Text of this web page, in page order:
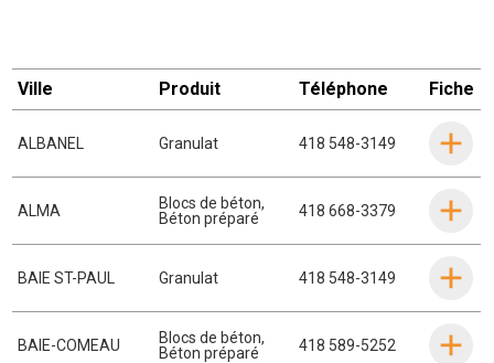
Ville Produit Téléphone Fiche
ALBANEL Granulat 418 548-3149
ALMA Blocs de béton,
Béton préparé
418 668-3379
BAIE ST-PAUL Granulat 418 548-3149
BAIE-COMEAU Blocs de béton,
Béton préparé
418 589-5252